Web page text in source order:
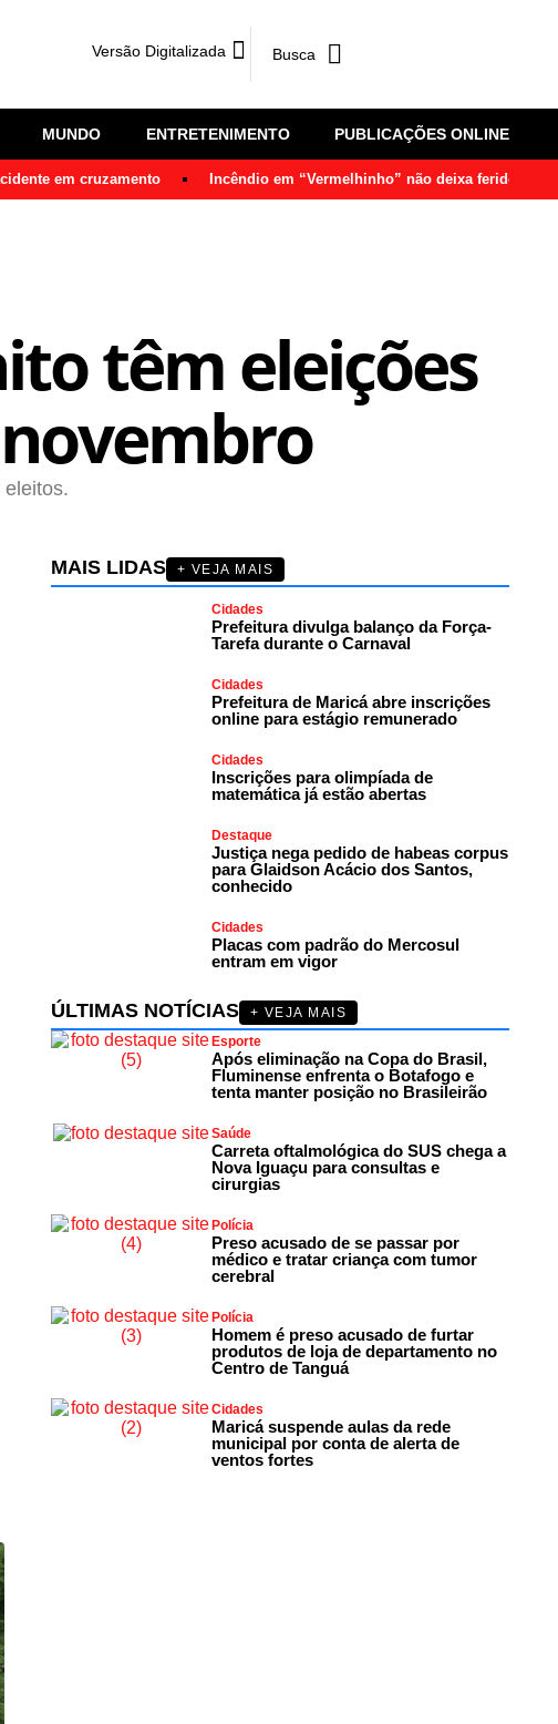
Versão Digitalizada
MUNDO ENTRETENIMENTO PUBLICAÇÕES ONLINE
em cruzamento Incêndio em “Vermelhinho” não deixa feridos em
têm eleições
MAIS LIDAS + VEJA MAIS
Cidades
Prefeitura divulga balanço da Força-
Tarefa durante o Carnaval
Cidades
Prefeitura de Maricá abre inscrições
online para estágio remunerado
Cidades
Inscrições para olimpíada de
matemática já estão abertas
Destaque
Justiça nega pedido de habeas corpus
para Glaidson Acácio dos Santos,
conhecido
Cidades
Placas com padrão do Mercosul
entram em vigor
ÚLTIMAS NOTÍCIAS
+ VEJA MAIS
Esporte
Após eliminação na Copa do Brasil,
Fluminense enfrenta o Botafogo e
tenta manter posição no Brasileirão
Saúde
Carreta oftalmológica do SUS chega a
Nova Iguaçu para consultas e
cirurgias
Polícia
Preso acusado de se passar por
médico e tratar criança com tumor
cerebral
Polícia
Homem é preso acusado de furtar
produtos de loja de departamento no
Centro de Tanguá
Cidades
Maricá suspende aulas da rede
municipal por conta de alerta de
ventos fortes